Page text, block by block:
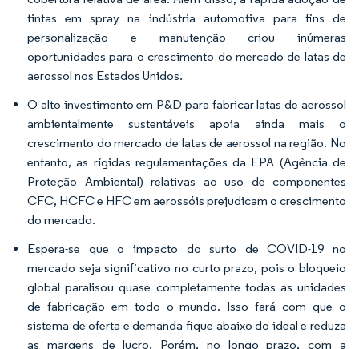
tintas em spray na indústria automotiva para fins de
personalização e manutenção criou inúmeras
oportunidades para o crescimento do mercado de latas de
aerossol nos Estados Unidos.
O alto investimento em P&D para fabricar latas de aerossol
ambientalmente sustentáveis apoia ainda mais o
crescimento do mercado de latas de aerossol na região. No
entanto, as rígidas regulamentações da EPA (Agência de
Proteção Ambiental) relativas ao uso de componentes
CFC, HCFC e HFC em aerossóis prejudicam o crescimento
do mercado.
Espera-se que o impacto do surto de COVID-19 no
mercado seja significativo no curto prazo, pois o bloqueio
global paralisou quase completamente todas as unidades
de fabricação em todo o mundo. Isso fará com que o
sistema de oferta e demanda fique abaixo do ideal e reduza
as margens de lucro. Porém, no longo prazo, com a